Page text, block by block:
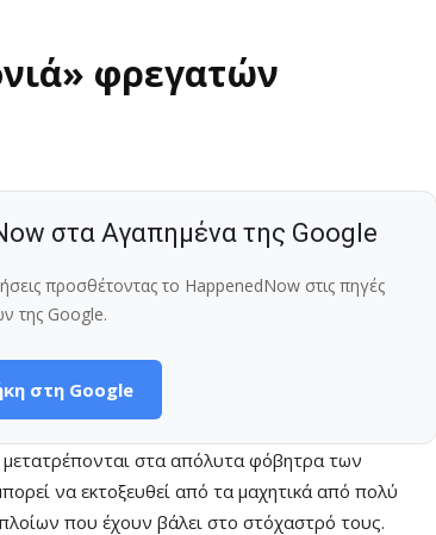
φρεγατών
στα Αγαπημένα της Google
προσθέτοντας το HappenedNow στις πηγές
της Google.
στη Google
στα απόλυτα φόβητρα των
να εκτοξευθεί από τα μαχητικά από πολύ
που έχουν βάλει στο στόχαστρό τους.